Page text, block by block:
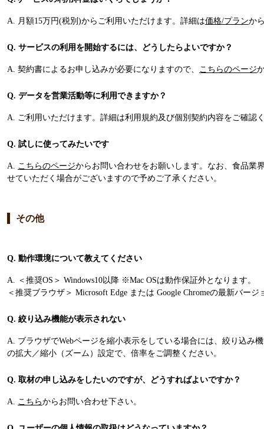
A. 月額15万円(税別)からご利用いただけます。詳細は価格/プランか
Q. サービスの利用を開始するには、どうしたらよいですか？
A. 契約書によるお申し込みが必要になりますので、 こちらのページ
Q. データを営業活動等に利用できますか？
A. ご利用いただけます。詳細は利用規約及び個別契約内容をご確認
Q. 試しに使ってみたいです
A. こちらのページからお問い合わせをお願いします。なお、食品業
せていただく場合がございますので予めご了承ください。
その他
Q. 動作環境について教えてください
A. ＜推奨OS＞ Windows10以降 ※Mac OSは動作保証外となります。
＜推奨ブラウザ＞ Microsoft Edge または Google Chromeの最新バージ
Q. 絞り込み機能が表示されない
A. ブラウザでWebページを縮小表示をしている場合には、絞り込み
の拡大／縮小（ズーム）設定で、倍率をご調整ください。
Q. 取材の申し込みをしたいのですが、どうすればよいですか？
A. こちらからお問い合わせ下さい。